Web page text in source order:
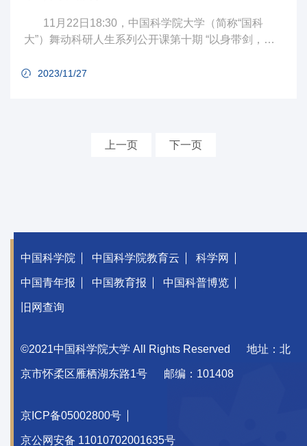
大”）舞动科研人生系列公开课第十期 “以身带剑，以
游泳馆二层开展，首都师范大学教授胡伟受邀倾情相
2023/11/27
上一页 下一页
中国科学院 中国科学院教育云 科学网
中国青年报 中国教育报 中国科普博览
旧网查询
©2021中国科学院大学 All Rights Reserved 地址：北
京市怀柔区雁栖湖东路1号 邮编：101408
京ICP备05002800号
京公网安备 11010702001635号